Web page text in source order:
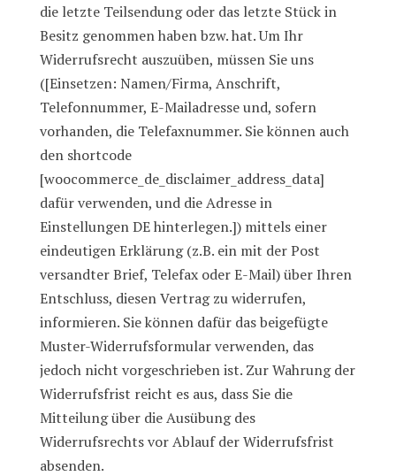
die letzte Teilsendung oder das letzte Stück in
Besitz genommen haben bzw. hat. Um Ihr
Widerrufsrecht auszuüben, müssen Sie uns
([Einsetzen: Namen/Firma, Anschrift,
Telefonnummer, E-Mailadresse und, sofern
vorhanden, die Telefaxnummer. Sie können auch
den shortcode
[woocommerce_de_disclaimer_address_data]
dafür verwenden, und die Adresse in
Einstellungen DE hinterlegen.]) mittels einer
eindeutigen Erklärung (z.B. ein mit der Post
versandter Brief, Telefax oder E-Mail) über Ihren
Entschluss, diesen Vertrag zu widerrufen,
informieren. Sie können dafür das beigefügte
Muster-Widerrufsformular verwenden, das
jedoch nicht vorgeschrieben ist. Zur Wahrung der
Widerrufsfrist reicht es aus, dass Sie die
Mitteilung über die Ausübung des
Widerrufsrechts vor Ablauf der Widerrufsfrist
absenden.